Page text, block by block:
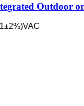
Outdoor